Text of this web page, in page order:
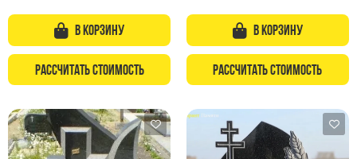
В корзину
Рассчитать стоимость
В корзину
Рассчитать стоимость